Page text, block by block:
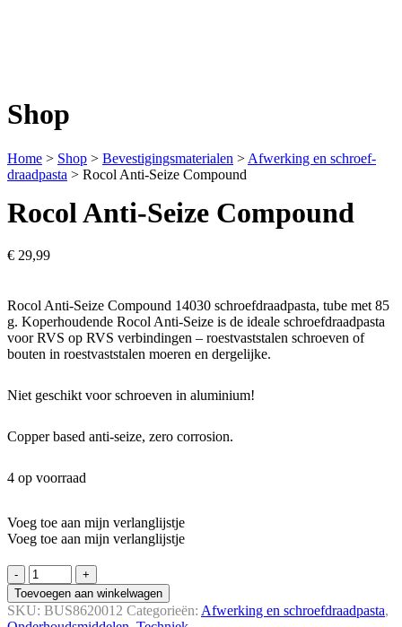
Shop
Home > Shop > Bevestigings­­materialen > Afwerking en schroef­
draad­pasta > Rocol Anti-Seize Compound
Rocol Anti-Seize Compound
€ 29,99
Rocol Anti-Seize Compound 14030 schroefdraadpasta, tube met 85
g. Koperhoudende Rocol Anti-Seize is de ideale schroefdraadpasta
voor RVS op RVS verbindingen – roestvaststalen schroeven of
bouten in roestvaststalen moeren en dergelijke.
Niet geschikt voor schroeven in aluminium!
Copper based anti-seize, zero corrosion.
4 op voorraad
Voeg toe aan mijn verlanglijstje
Voeg toe aan mijn verlanglijstje
Rocol
Anti-
Seize
Compound
Toevoegen aan winkelwagen
SKU: BUS8620012 Categorieën: Afwerking en schroef­draad­pasta,